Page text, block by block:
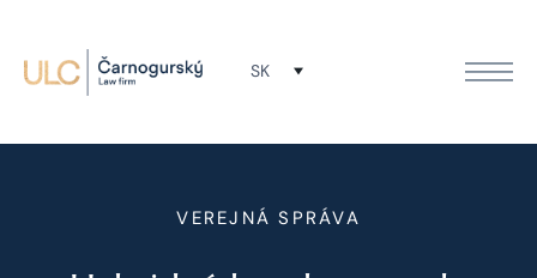
SK
VEREJNÁ SPRÁVA